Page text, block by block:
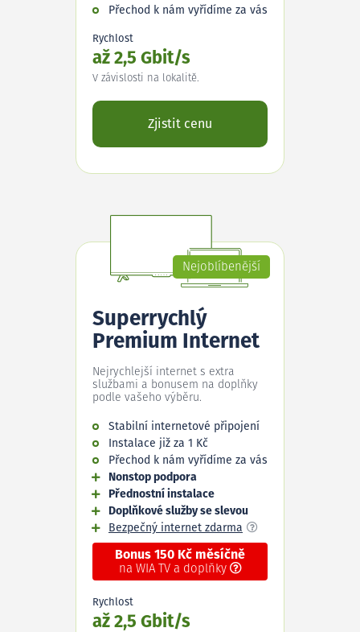
Přechod k nám vyřídíme za vás
Rychlost
až 2,5 Gbit/s
V závislosti na lokalitě.
Zjistit cenu
Nejoblíbenější
Superrychlý
Premium Internet
Nejrychlejší internet s extra
službami a bonusem na doplňky
podle vašeho výběru.
Stabilní internetové připojení
Instalace již za 1 Kč
Přechod k nám vyřídíme za vás
Nonstop podpora
Přednostní instalace
Doplňkové služby se slevou
Bezpečný internet zdarma
Bonus 150 Kč měsíčně
na WIA TV a doplňky
Rychlost
až 2,5 Gbit/s